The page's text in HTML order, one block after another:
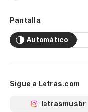
Pantalla
Automático
Sigue a Letras.com
letrasmusbr